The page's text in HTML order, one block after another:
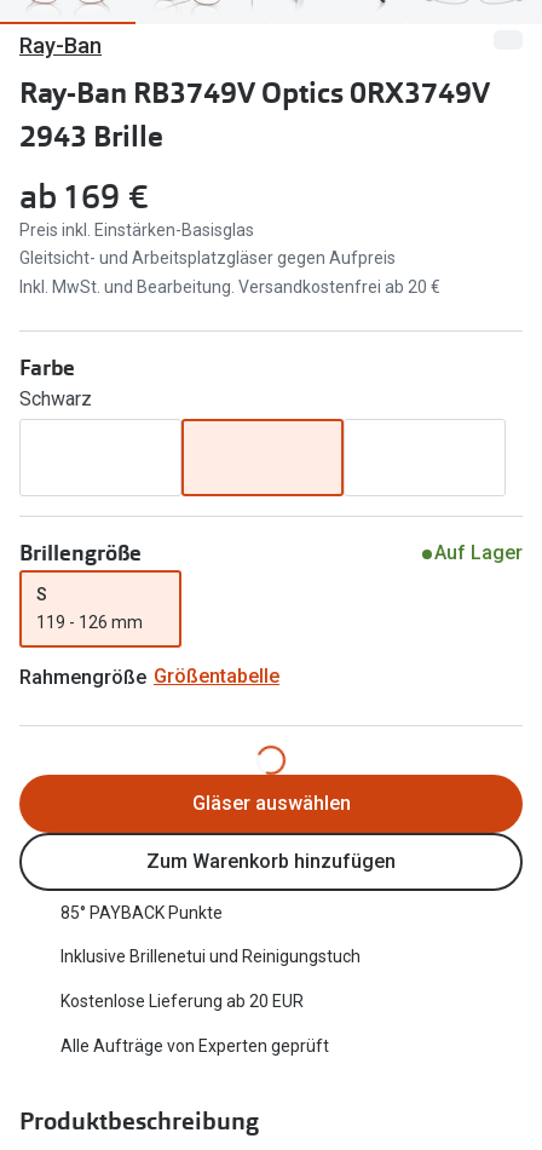
Marken
Ray-Ban
DbyD
Prada
Seen
Miu Miu
alle Marken
Ratgeber
Gleitsicht Ratgeber
Alle Brillen Ratgeber
Angebote
Brillen 2 für 1
20% auf selbsttönende Gläser
Trends
Nuance Audio Brille
Ray-Ban Meta
Oakley Meta
Brillentrends 2026
Glasveredelungen
Marken
Oakley
alle
Ray-Ban
Oakley
Zubehör
Ray-Ban
Ray-Ban RB3749V Optics 0RX3749V
2943 Brille
ab 169 €
Preis inkl. Einstärken-Basisglas
Gleitsicht- und Arbeitsplatzgläser gegen Aufpreis
Inkl. MwSt. und Bearbeitung. Versandkostenfrei ab 20 €
Farbe
Schwarz
Brillengröße Auf Lager
S
119 - 126 mm
Rahmengröße Größentabelle
Gläser auswählen
Zum Warenkorb hinzufügen
85° PAYBACK Punkte
Inklusive Brillenetui und Reinigungstuch
Kostenlose Lieferung ab 20 EUR
Alle Aufträge von Experten geprüft
Produktbeschreibung